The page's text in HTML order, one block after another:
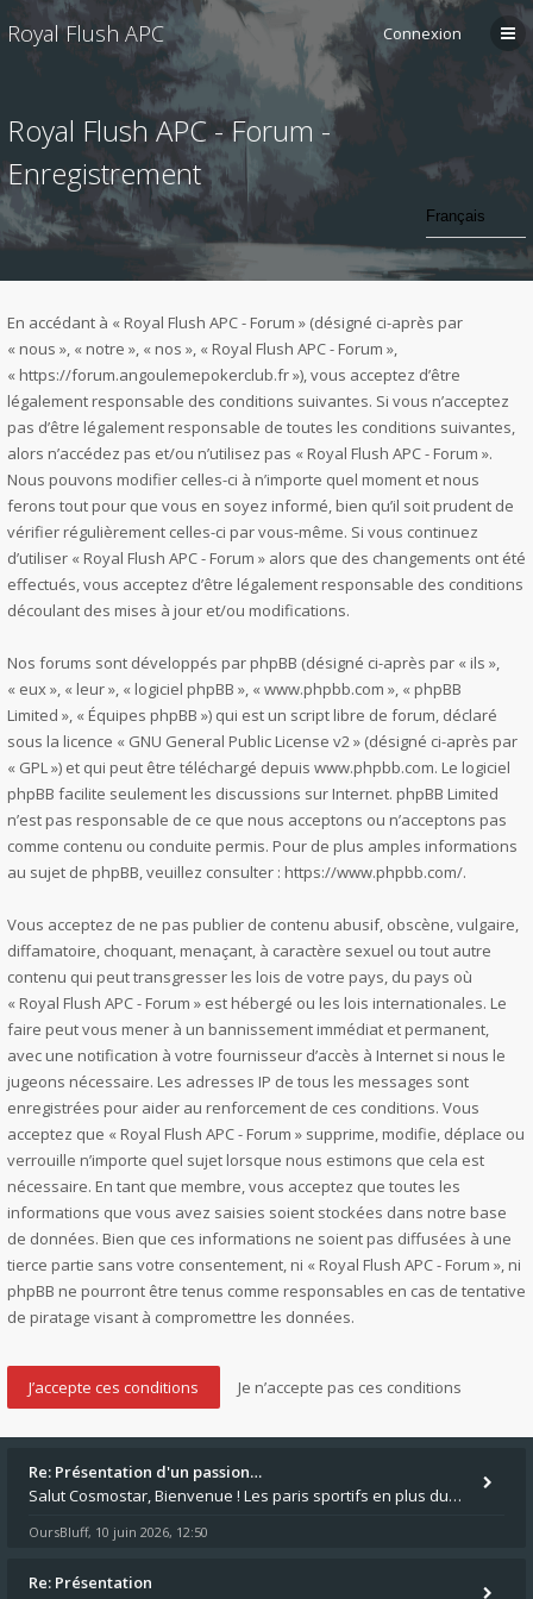
Royal Flush APC Connexion
Royal Flush APC - Forum -
Enregistrement
En accédant à « Royal Flush APC - Forum » (désigné ci-après par
« nous », « notre », « nos », « Royal Flush APC - Forum »,
« https://forum.angoulemepokerclub.fr »), vous acceptez d’être
légalement responsable des conditions suivantes. Si vous n’acceptez
pas d’être légalement responsable de toutes les conditions suivantes,
alors n’accédez pas et/ou n’utilisez pas « Royal Flush APC - Forum ».
Nous pouvons modifier celles-ci à n’importe quel moment et nous
ferons tout pour que vous en soyez informé, bien qu’il soit prudent de
vérifier régulièrement celles-ci par vous-même. Si vous continuez
d’utiliser « Royal Flush APC - Forum » alors que des changements ont été
effectués, vous acceptez d’être légalement responsable des conditions
découlant des mises à jour et/ou modifications.
Nos forums sont développés par phpBB (désigné ci-après par « ils »,
« eux », « leur », « logiciel phpBB », « www.phpbb.com », « phpBB
Limited », « Équipes phpBB ») qui est un script libre de forum, déclaré
sous la licence « GNU General Public License v2» (désigné ci-après par
« GPL ») et qui peut être téléchargé depuis www.phpbb.com. Le logiciel
phpBB facilite seulement les discussions sur Internet. phpBB Limited
n’est pas responsable de ce que nous acceptons ou n’acceptons pas
comme contenu ou conduite permis. Pour de plus amples informations
au sujet de phpBB, veuillez consulter : https://www.phpbb.com/.
Vous acceptez de ne pas publier de contenu abusif, obscène, vulgaire,
diffamatoire, choquant, menaçant, à caractère sexuel ou tout autre
contenu qui peut transgresser les lois de votre pays, du pays où
« Royal Flush APC - Forum » est hébergé ou les lois internationales. Le
faire peut vous mener à un bannissement immédiat et permanent,
avec une notification à votre fournisseur d’accès à Internet si nous le
jugeons nécessaire. Les adresses IP de tous les messages sont
enregistrées pour aider au renforcement de ces conditions. Vous
acceptez que « Royal Flush APC - Forum » supprime, modifie, déplace ou
verrouille n’importe quel sujet lorsque nous estimons que cela est
nécessaire. En tant que membre, vous acceptez que toutes les
informations que vous avez saisies soient stockées dans notre base
de données. Bien que ces informations ne soient pas diffusées à une
tierce partie sans votre consentement, ni « Royal Flush APC - Forum », ni
phpBB ne pourront être tenus comme responsables en cas de tentative
de piratage visant à compromettre les données.
Re: Présentation d'un passion…
Salut Cosmostar, Bienvenue ! Les paris sportifs en plus du poker, c'est ce que je fais aussi. Surtout la NBA, je mise su
OursBluff, 10 juin 2026, 12:50
Re: Présentation